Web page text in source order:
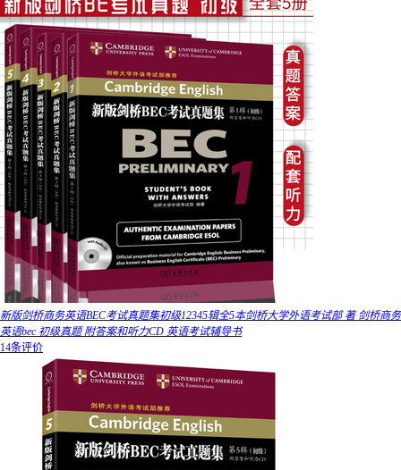
新版剑桥商务英语BEC考试真题集初级12345辑全5本剑桥大学外语考试部 著 剑桥商务
英语bec 初级真题 附答案和听力CD 英语考试辅导书
14条评价